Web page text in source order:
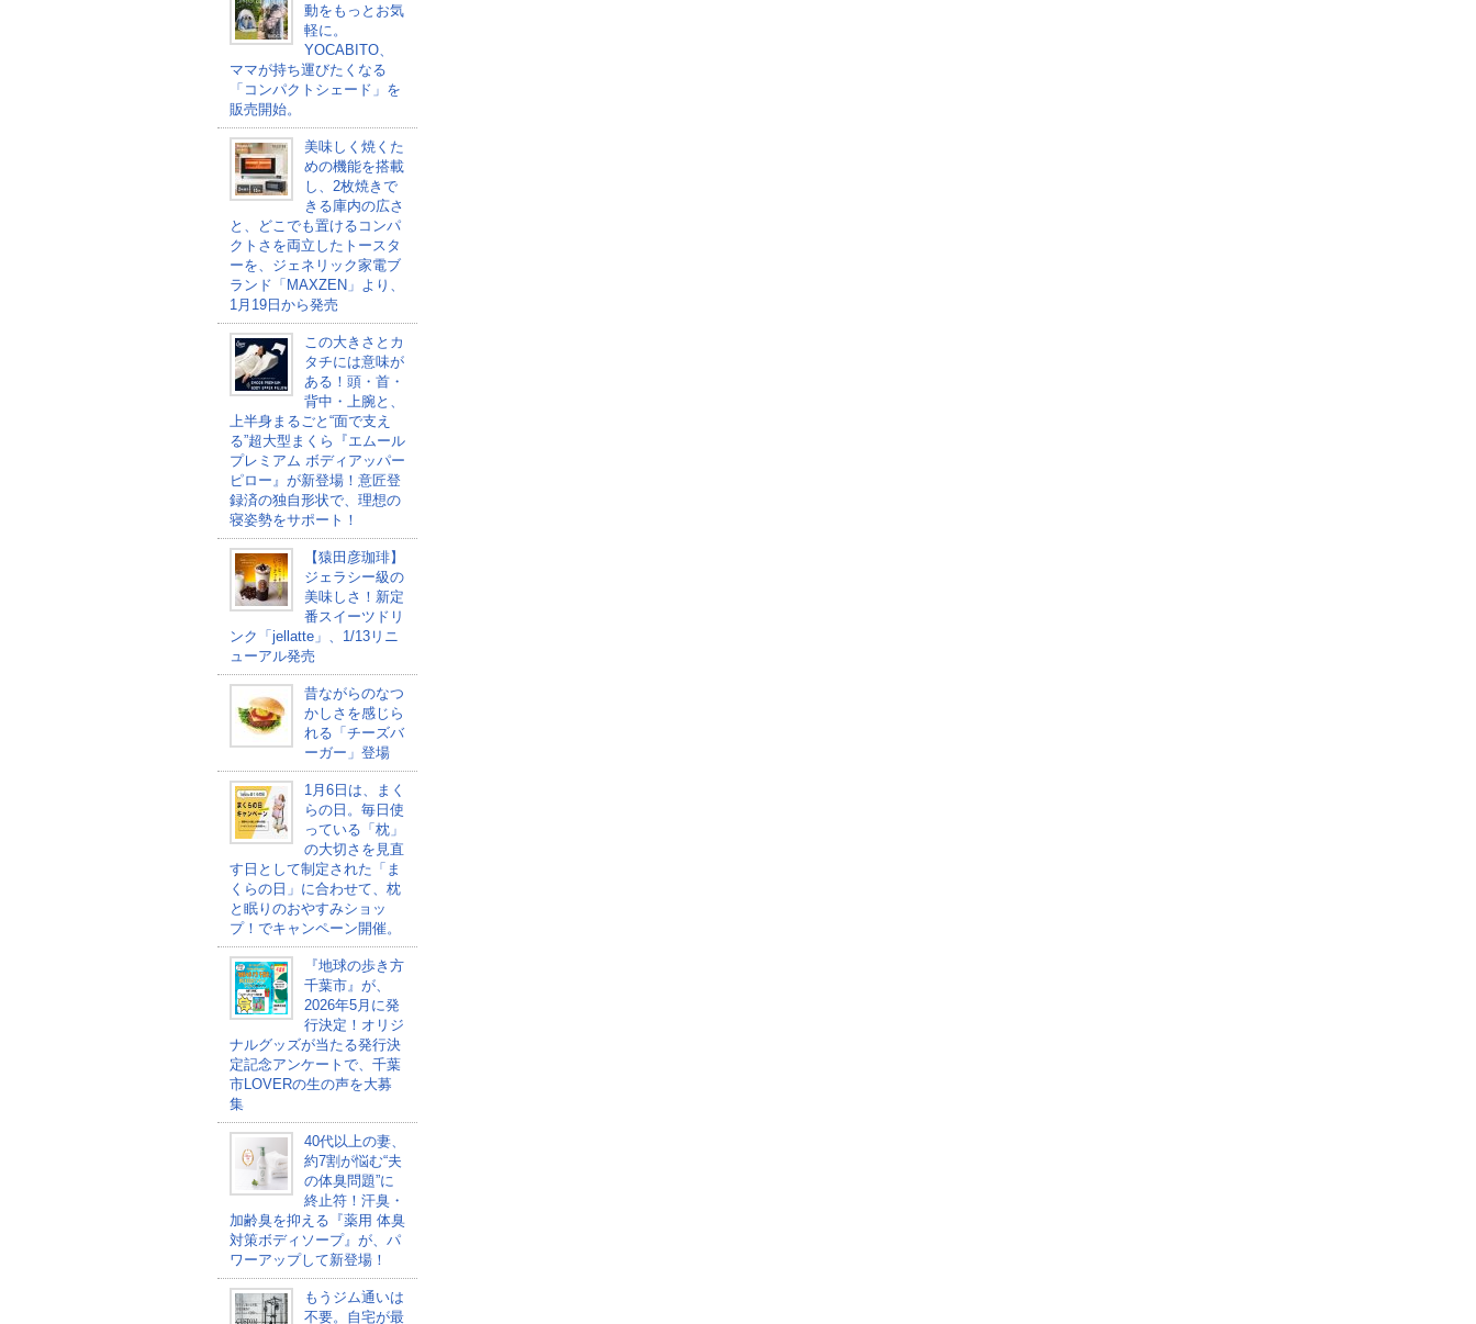
動をもっとお気
軽に。
YOCABITO、
ママが持ち運びたくなる
「コンパクトシェード」を
販売開始。
美味しく焼くた
めの機能を搭載
し、2枚焼きで
きる庫内の広さ
と、どこでも置けるコンパ
クトさを両立したトースタ
ーを、ジェネリック家電ブ
ランド「MAXZEN」より、
1月19日から発売
この大きさとカ
タチには意味が
ある！頭・首・
背中・上腕と、
上半身まるごと“面で支え
る”超大型まくら『エムール
プレミアム ボディアッパー
ピロー』が新登場！意匠登
録済の独自形状で、理想の
寝姿勢をサポート！
【猿田彦珈琲】
ジェラシー級の
美味しさ！新定
番スイーツドリ
ンク「jellatte」、1/13リニ
ューアル発売
昔ながらのなつ
かしさを感じら
れる「チーズバ
ーガー」登場
1月6日は、まく
らの日。毎日使
っている「枕」
の大切さを見直
す日として制定された「ま
くらの日」に合わせて、枕
と眠りのおやすみショッ
プ！でキャンペーン開催。
『地球の歩き方
千葉市』が、
2026年5月に発
行決定！オリジ
ナルグッズが当たる発行決
定記念アンケートで、千葉
市LOVERの生の声を大募
集
40代以上の妻、
約7割が悩む“夫
の体臭問題”に
終止符！汗臭・
加齢臭を抑える『薬用 体臭
対策ボディソープ』が、パ
ワーアップして新登場！
もうジム通いは
不要。自宅が最